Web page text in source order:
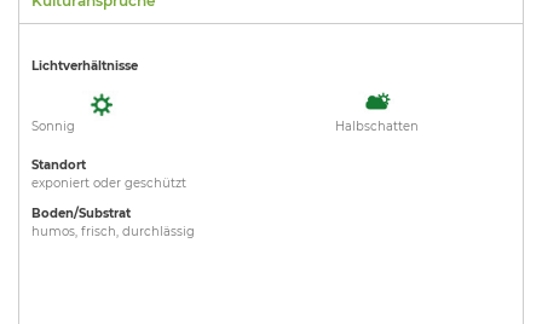
Lichtverhältnisse
Sonnig Halbschatten
Standort
exponiert oder geschützt
Boden/Substrat
humos, frisch, durchlässig